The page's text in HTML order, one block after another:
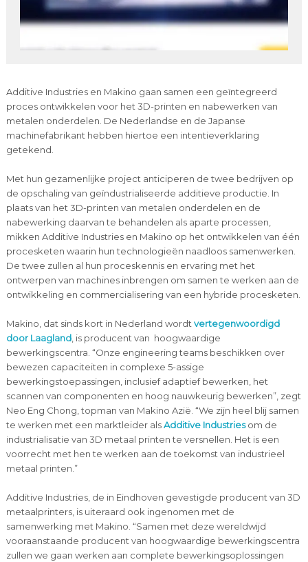
Additive Industries en Makino gaan samen een geïntegreerd
proces ontwikkelen voor het 3D-printen en nabewerken van
metalen onderdelen. De Nederlandse en de Japanse
machinefabrikant hebben hiertoe een intentieverklaring
getekend.
Met hun gezamenlijke project anticiperen de twee bedrijven op
de opschaling van geïndustrialiseerde additieve productie. In
plaats van het 3D-printen van metalen onderdelen en de
nabewerking daarvan te behandelen als aparte processen,
mikken Additive Industries en Makino op het ontwikkelen van één
procesketen waarin hun technologieën naadloos samenwerken.
De twee zullen al hun proceskennis en ervaring met het
ontwerpen van machines inbrengen om samen te werken aan de
ontwikkeling en commercialisering van een hybride procesketen.
Makino, dat sinds kort in Nederland wordt vertegenwoordigd
door Laagland, is producent van hoogwaardige
bewerkingscentra. “Onze engineering teams beschikken over
bewezen capaciteiten in complexe 5-assige
bewerkingstoepassingen, inclusief adaptief bewerken, het
scannen van componenten en hoog nauwkeurig bewerken”, zegt
Neo Eng Chong, topman van Makino Azië. “We zijn heel blij samen
te werken met een marktleider alsAdditive Industriesom de
industrialisatie van 3D metaal printen te versnellen. Het is een
voorrecht met hen te werken aan de toekomst van industrieel
metaal printen.”
Additive Industries, de in Eindhoven gevestigde producent van 3D
metaalprinters, is uiteraard ook ingenomen met de
samenwerking met Makino. “Samen met deze wereldwijd
vooraanstaande producent van hoogwaardige bewerkingscentra
zullen we gaan werken aan complete bewerkingsoplossingen